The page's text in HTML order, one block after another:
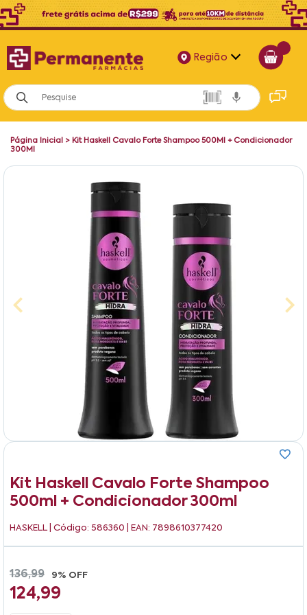
Região
Alagoas
Bahia
Página Inicial > Kit Haskell Cavalo Forte Shampoo 500Ml + Condicionador
300Ml
Kit Haskell Cavalo Forte Shampoo
500ml + Condicionador 300ml
HASKELL| Código: 586360 | EAN: 7898610377420
136,99 9% OFF
124,99